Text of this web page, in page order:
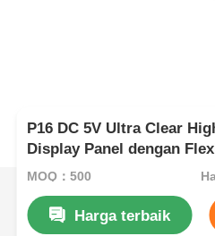
P16 DC 5V Ultra Clear
Display Panel dengan
untuk ruang pameran
MOQ：500
Harga terbaik